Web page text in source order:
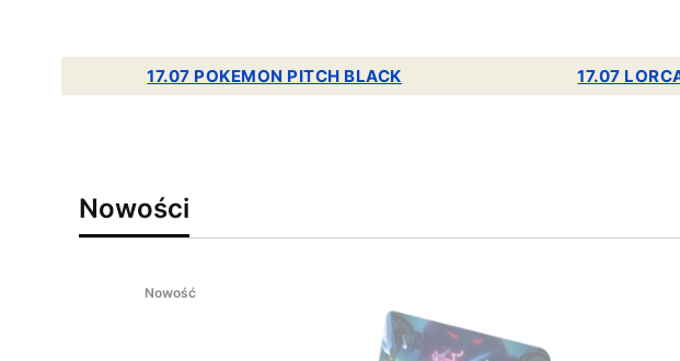
17.07 POKEMON PITCH BLACK 17.07
Nowości
Nowość